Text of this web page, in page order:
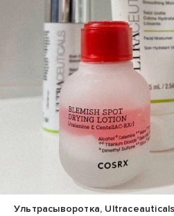
Ультрасыворотка,